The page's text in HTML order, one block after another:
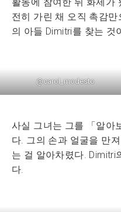
전히 가린 채 오직 촉감
의 아들 Dimitri를 찾는 것
@carol_modesto
사실 그녀는 그를 「알아
다. 그의 손과 얼굴을 만
는 걸 알아차렸다. Dimitri
다.